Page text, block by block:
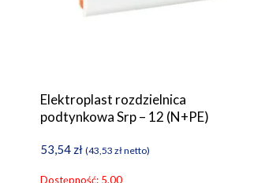
Elektroplast rozdzielnica
podtynkowa Srp – 12 (N+PE)
53,54 zł (43,53 złnetto)
Dostępność: 5.00